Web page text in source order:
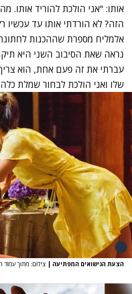
אותו: "אני הולכת להוריד אותו.
הזה? לא הורדתי אותו עד עכשיו
אלמליח מספרת שההכנות
נראה שאת הסיבוב השני היא
עברתי את זה פעם אחת, הוא
שלו ואני הולכת לבחור שמלת
הצעת הנישואים המפתיעה | צילום: מתוך